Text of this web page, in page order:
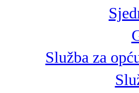
Služba za